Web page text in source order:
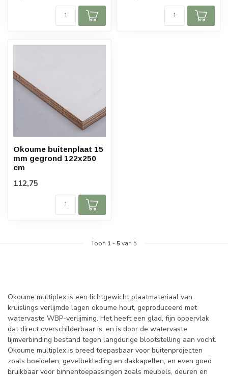
Okoume buitenplaat 15
mm gegrond 122x250
cm
112,75
Toon 1 - 5van 5
Okoume multiplex is een lichtgewicht plaatmateriaal van
kruislings verlijmde lagen okoume hout, geproduceerd met
watervaste WBP-verlijming. Het heeft een glad, fijn oppervlak
dat direct overschilderbaar is, en is door de watervaste
lijmverbinding bestand tegen langdurige blootstelling aan vocht.
Okoume multiplex is breed toepasbaar voor buitenprojecten
zoals boeidelen, gevelbekleding en dakkapellen, en even goed
bruikbaar voor binnentoepassingen zoals meubels, deuren en